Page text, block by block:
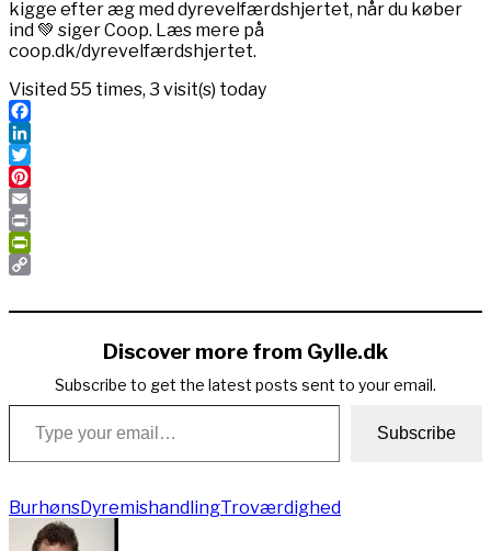
kigge efter æg med dyrevelfærdshjertet, når du køber
ind 💚 siger Coop. Læs mere på
coop.dk/dyrevelfærdshjertet.
Visited 55 times, 3 visit(s) today
Facebook
LinkedIn
Twitter
Pinterest
Email
Print
PrintFriendly
Link
Discover more from Gylle.dk
Subscribe to get the latest posts sent to your email.
Type your email…
Subscribe
BurhønsDyremishandlingTroværdighed